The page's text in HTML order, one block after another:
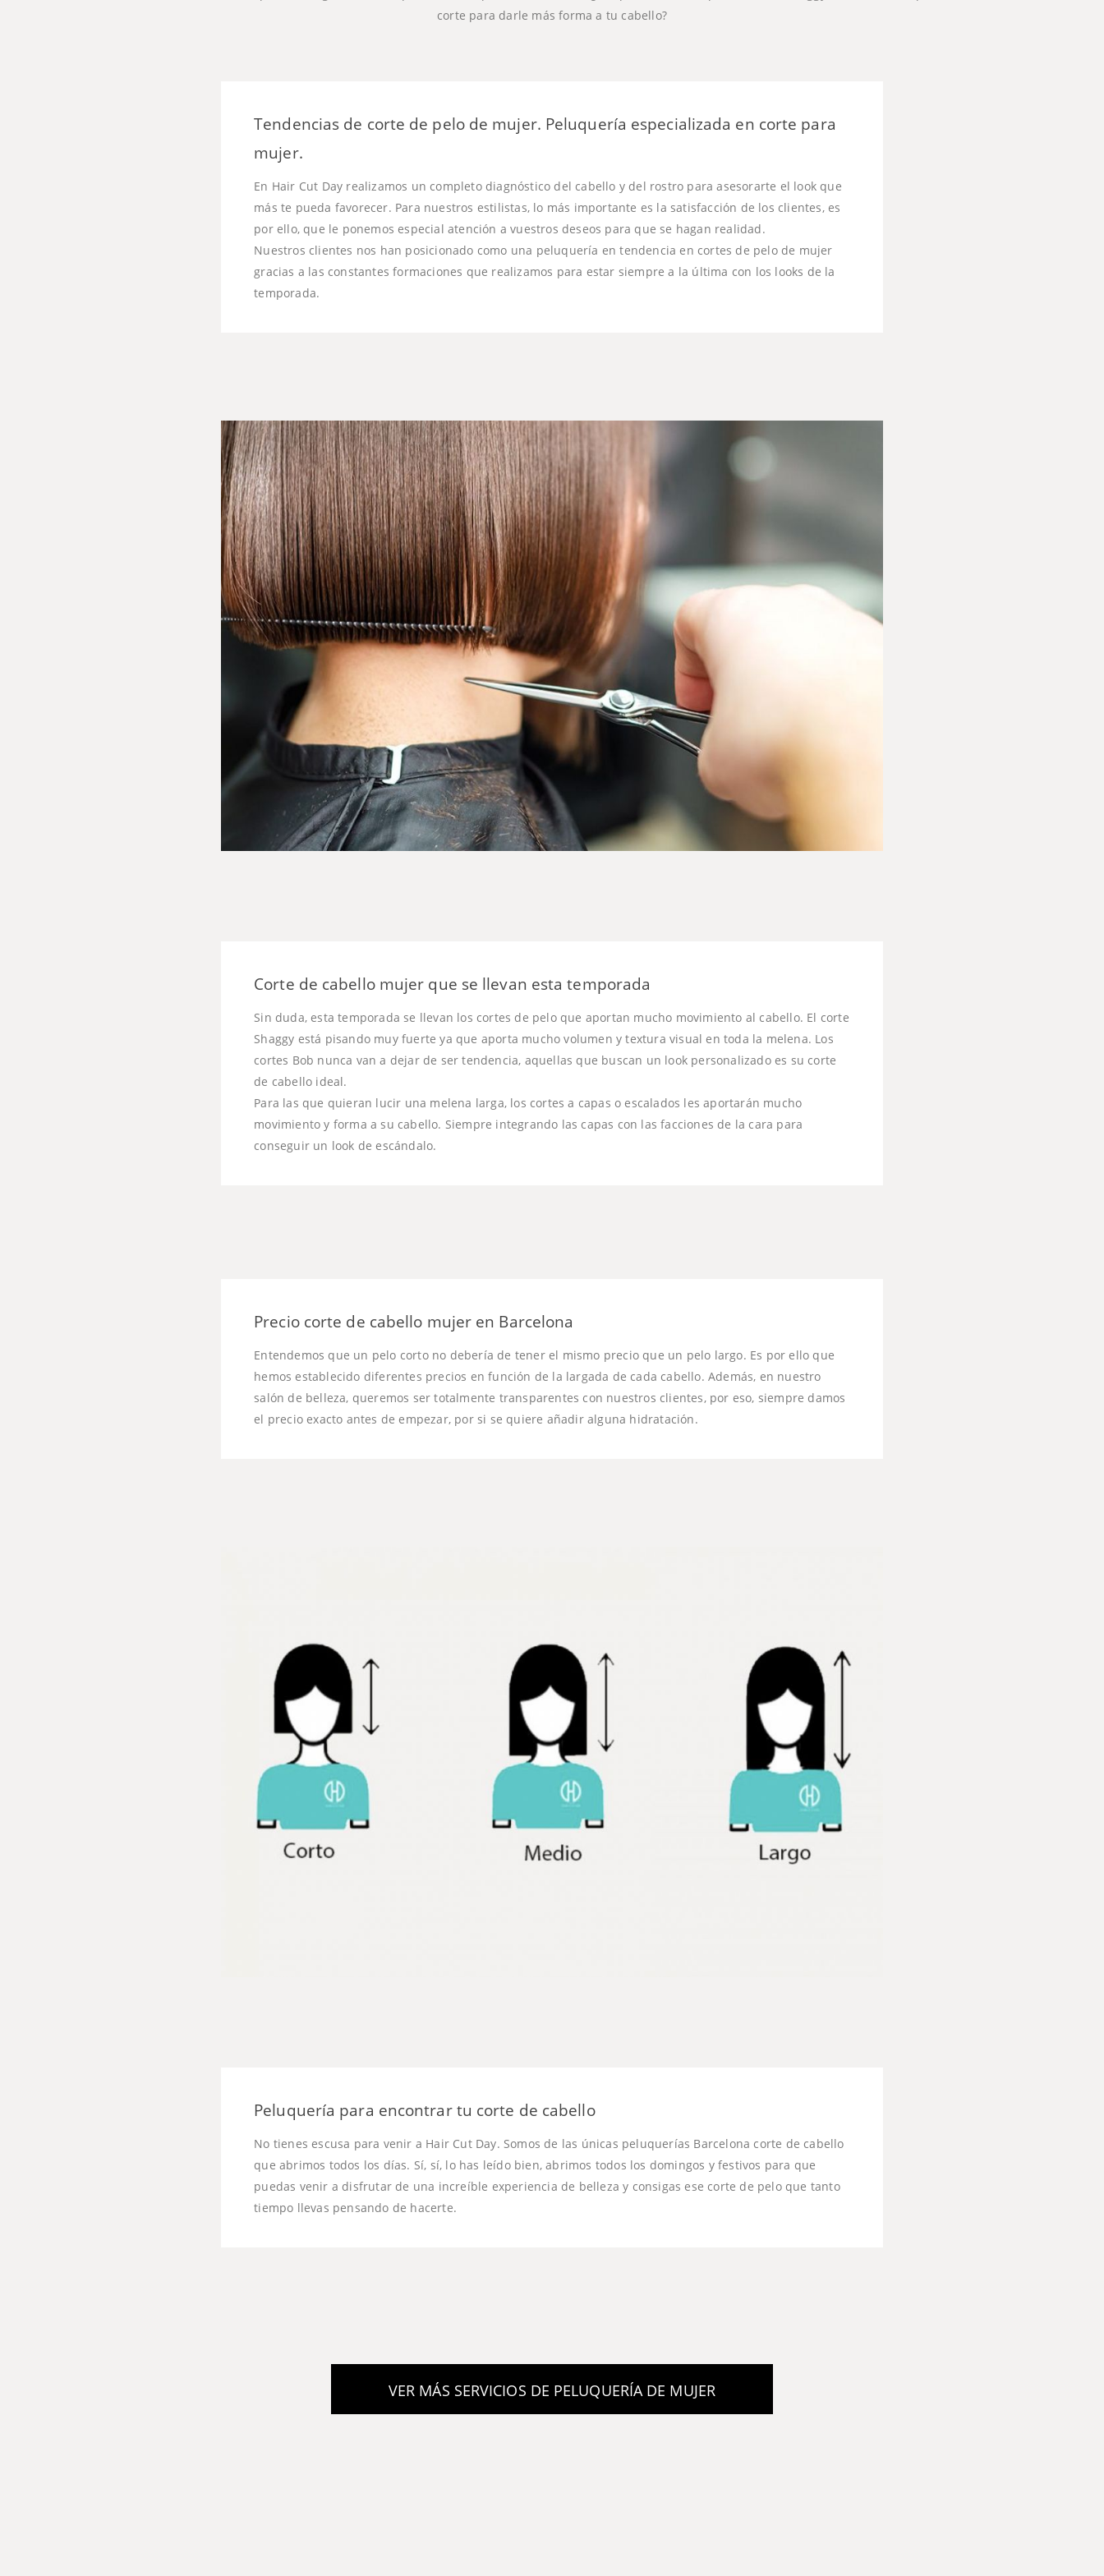
corte para darle más forma a tu cabello?
Tendencias de corte de pelo de mujer. Peluquería especializada en corte para
mujer.
En Hair Cut Day realizamos un completo diagnóstico del cabello y del rostro para asesorarte el look que
más te pueda favorecer. Para nuestros estilistas, lo más importante es la satisfacción de los clientes, es
por ello, que le ponemos especial atención a vuestros deseos para que se hagan realidad.
Nuestros clientes nos han posicionado como una peluquería en tendencia en cortes de pelo de mujer
gracias a las constantes formaciones que realizamos para estar siempre a la última con los looks de la
temporada.
Corte de cabello mujer que se llevan esta temporada
Sin duda, esta temporada se llevan los cortes de pelo que aportan mucho movimiento al cabello. El corte
Shaggy está pisando muy fuerte ya que aporta mucho volumen y textura visual en toda la melena. Los
cortes Bob nunca van a dejar de ser tendencia, aquellas que buscan un look personalizado es su corte
de cabello ideal.
Para las que quieran lucir una melena larga, los cortes a capas o escalados les aportarán mucho
movimiento y forma a su cabello. Siempre integrando las capas con las facciones de la cara para
conseguir un look de escándalo.
Precio corte de cabello mujer en Barcelona
Entendemos que un pelo corto no debería de tener el mismo precio que un pelo largo. Es por ello que
hemos establecido diferentes precios en función de la largada de cada cabello. Además, en nuestro
salón de belleza, queremos ser totalmente transparentes con nuestros clientes, por eso, siempre damos
el precio exacto antes de empezar, por si se quiere añadir alguna hidratación.
Peluquería para encontrar tu corte de cabello
No tienes escusa para venir a Hair Cut Day. Somos de las únicas peluquerías Barcelona corte de cabello
que abrimos todos los días. Sí, sí, lo has leído bien, abrimos todos los domingos y festivos para que
puedas venir a disfrutar de una increíble experiencia de belleza y consigas ese corte de pelo que tanto
tiempo llevas pensando de hacerte.